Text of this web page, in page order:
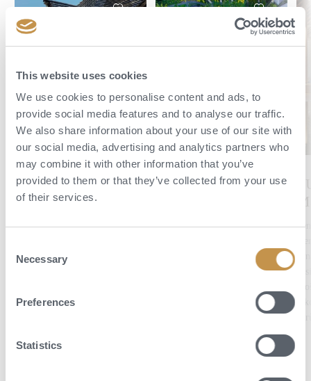
This website uses cookies
We use cookies to personalise content and ads, to
provide social media features and to analyse our traffic.
We also share information about your use of our site with
our social media, advertising and analytics partners who
may combine it with other information that you’ve
provided to them or that they’ve collected from your use
of their services.
Selection
Necessary
Preferences
Statistics
Royal Palm
Beachcomber
Royal Palm je ideální pro
vrhnout na řadu vodních
Mauriciu.
LUX* Le Morne,
Výjimečnost tohoto resortu
programu All Inclusive, díky